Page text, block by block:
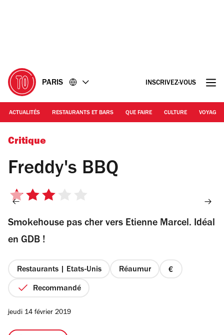
PARIS INSCRIVEZ-VOUS
ACTUALITÉS RESTAURANTS ET BARS QUE FAIRE CULTURE VOYAGE
© Freddy's BBQ
Critique
Freddy's BBQ
3
5
Smokehouse pas cher vers Etienne Marcel. Idéal
en GDB !
Restaurants | Etats-Unis Réaumur
prix
Recommandé
jeudi 14 février 2019